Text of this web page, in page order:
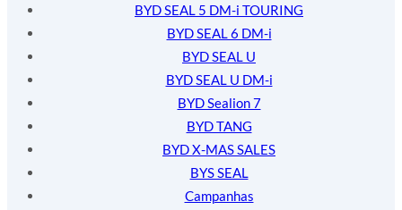
BYD SEAL 5 DM-i TOURING
BYD SEAL 6 DM-i
BYD SEAL U
BYD SEAL U DM-i
BYD Sealion 7
BYD TANG
BYD X-MAS SALES
BYS SEAL
Campanhas